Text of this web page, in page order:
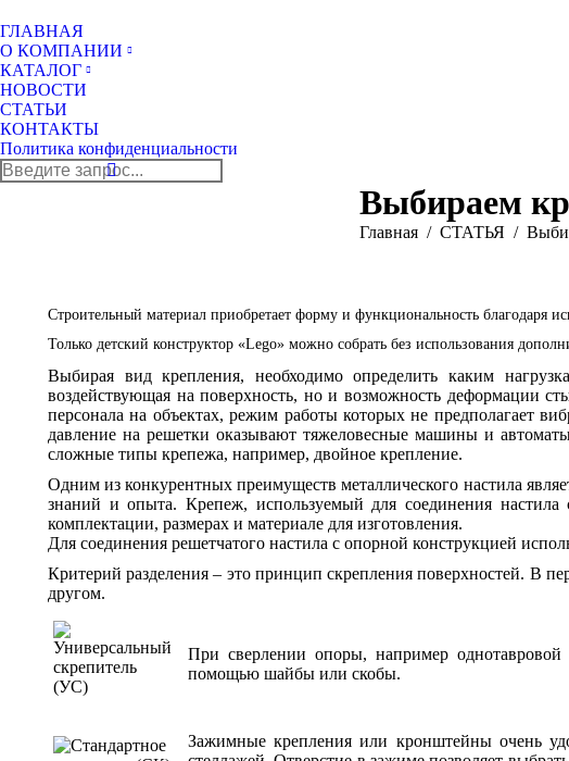
ГЛАВНАЯ
О КОМПАНИИ
КАТАЛОГ
НОВОСТИ
СТАТЬИ
КОНТАКТЫ
Политика конфиденциальности
Поиск:
Выбираем
Вы здесь:
Главная СТАТЬЯ
Строительный материал приобретает форму и функциональность благодаря
Только детский конструктор «Lego» можно собрать без использования
Выбирая вид крепления, необходимо определить каким
воздействующая на поверхность, но и возможность деформации
персонала на объектах, режим работы которых не предполагает
давление на решетки оказывают тяжеловесные машины и
сложные типы крепежа, например, двойное крепление.
Одним из конкурентных преимуществ металлического настила
знаний и опыта. Крепеж, используемый для соединения настила
комплектации, размерах и материале для изготовления.
Для соединения решетчатого настила с опорной конструкцией
Критерий разделения – это принцип скрепления поверхностей. В
другом.
При сверлении опоры, например однотавровой
помощью шайбы или скобы.
Зажимные крепления или кронштейны очень